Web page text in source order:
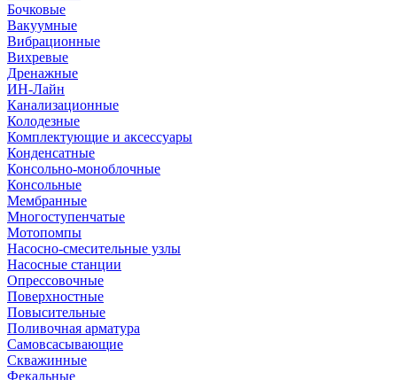
Бочковые
Вакуумные
Вибрационные
Вихревые
Дренажные
ИН-Лайн
Канализационные
Колодезные
Комплектующие и аксессуары
Конденсатные
Консольно-моноблочные
Консольные
Мембранные
Многоступенчатые
Мотопомпы
Насосно-смесительные узлы
Насосные станции
Опрессовочные
Поверхностные
Повысительные
Поливочная арматура
Самовсасывающие
Скважинные
Фекальные